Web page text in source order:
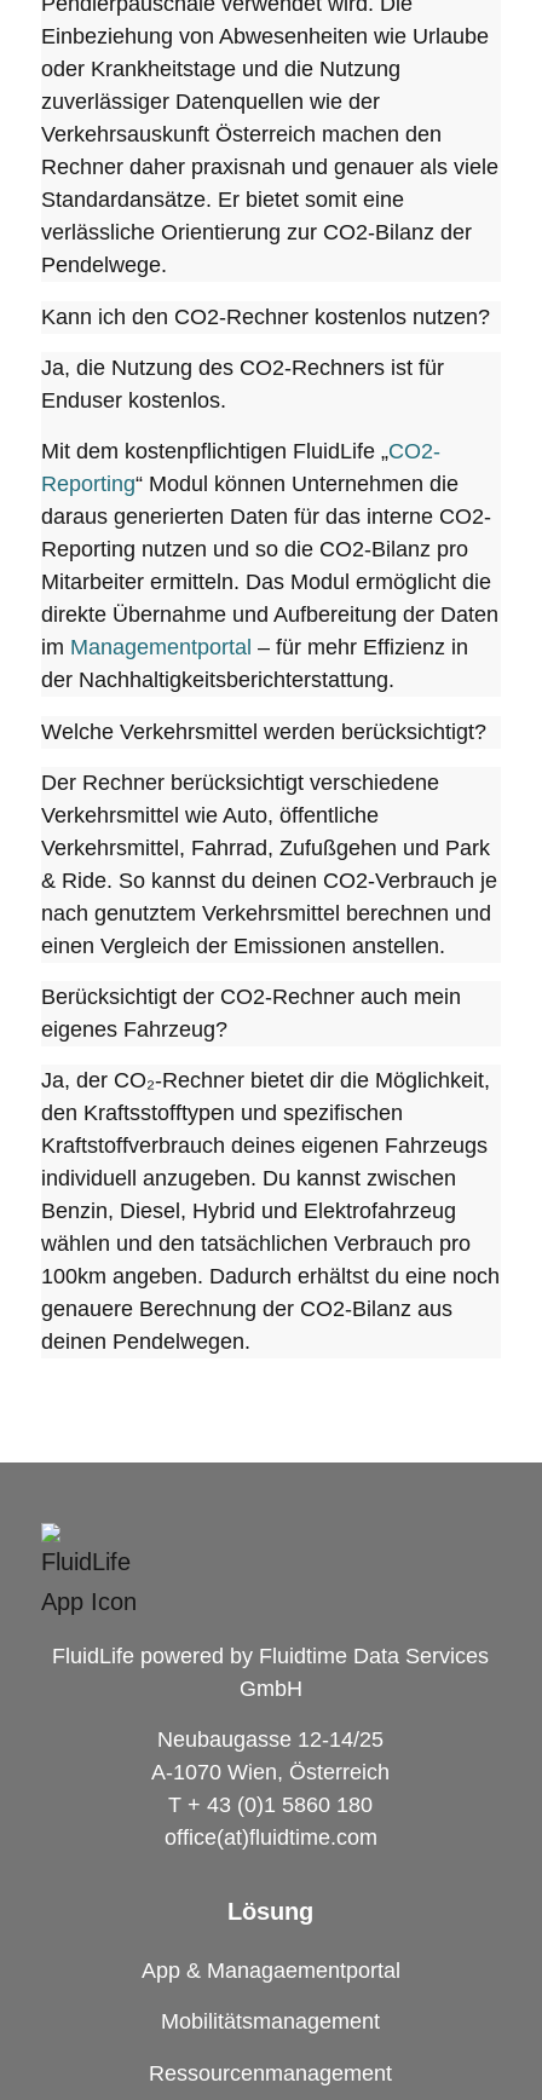
Einbeziehung von Abwesenheiten wie Urlaube
oder Krankheitstage und die Nutzung
zuverlässiger Datenquellen wie der
Verkehrsauskunft Österreich machen den
Rechner daher praxisnah und genauer als viele
Standardansätze. Er bietet somit eine
verlässliche Orientierung zur CO2-Bilanz der
Pendelwege.
Kann ich den CO2-Rechner kostenlos nutzen?
Ja, die Nutzung des CO2-Rechners ist für
Enduser kostenlos.
Mit dem kostenpflichtigen FluidLife „CO2-
Reporting“ Modul können Unternehmen die
daraus generierten Daten für das interne CO2-
Reporting nutzen und so die CO2-Bilanz pro
Mitarbeiter ermitteln. Das Modul ermöglicht die
direkte Übernahme und Aufbereitung der Daten
im Managementportal – für mehr Effizienz in
der Nachhaltigkeitsberichterstattung.
Welche Verkehrsmittel werden berücksichtigt?
Der Rechner berücksichtigt verschiedene
Verkehrsmittel wie Auto, öffentliche
Verkehrsmittel, Fahrrad, Zufußgehen und Park
& Ride. So kannst du deinen CO2-Verbrauch je
nach genutztem Verkehrsmittel berechnen und
einen Vergleich der Emissionen anstellen.
Berücksichtigt der CO2-Rechner auch mein
eigenes Fahrzeug?
Ja, der CO₂-Rechner bietet dir die Möglichkeit,
den Kraftsstofftypen und spezifischen
Kraftstoffverbrauch deines eigenen Fahrzeugs
individuell anzugeben. Du kannst zwischen
Benzin, Diesel, Hybrid und Elektrofahrzeug
wählen und den tatsächlichen Verbrauch pro
100km angeben. Dadurch erhältst du eine noch
genauere Berechnung der CO2-Bilanz aus
deinen Pendelwegen.
FluidLife powered by Fluidtime Data Services
GmbH
Neubaugasse 12-14/25
A-1070 Wien, Österreich
T + 43 (0)1 5860 180
office(at)fluidtime.com
Lösung
App & Managaementportal
Mobilitätsmanagement
Ressourcenmanagement